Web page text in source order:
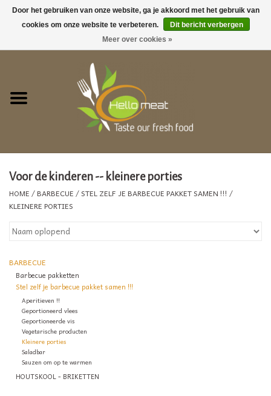
0 Artikelen - €0,00
GEZELLIG TAFELEN !
Vegetarische producten
Vers vlees
Bereide gerechten
Informatie ivm afhaling
Betalen kan via Payconiq
Lokale partners
Voor de kinderen -- kleinere porties
HOME /BARBECUE /STEL ZELF JE BARBECUE PAKKET SAMEN !!! /
KLEINERE PORTIES
BARBECUE
Barbecue pakketten
Stel zelf je barbecue pakket samen !!!
Aperitieven !!
Geportioneerd vlees
Geportioneerde vis
Vegetarische producten
Kleinere porties
Saladbar
Sauzen om op te warmen
HOUTSKOOL - BRIKETTEN
Door het gebruiken van onze website, ga je akkoord met het gebruik van
cookies om onze website te verbeteren.
Dit bericht verbergen
Meer over cookies »